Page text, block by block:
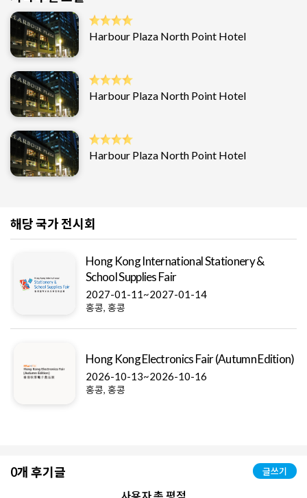
Harbour Plaza North Point Hotel
Harbour Plaza North Point Hotel
Harbour Plaza North Point Hotel
해당 국가 전시회
Hong Kong International Stationery &
School Supplies Fair
2027-01-11~2027-01-14
홍콩, 홍콩
Hong Kong Electronics Fair (Autumn Edition)
2026-10-13~2026-10-16
홍콩, 홍콩
0개 후기글 글쓰기